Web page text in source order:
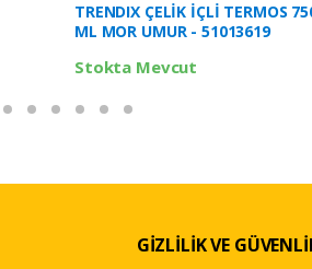
TRENDIX ÇELİK İÇLİ TERMOS
ML MOR UMUR - 51013619
Stokta Mevcut
GİZLİLİK VE